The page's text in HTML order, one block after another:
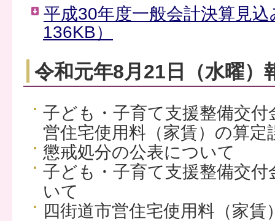
平成30年度一般会計決算見
136KB）
令和元年8月21日（水曜）
子ども・子育て支援整備交
営住宅使用料（家賃）の算
懲戒処分の公表について
子ども・子育て支援整備交
いて
四街道市営住宅使用料（家